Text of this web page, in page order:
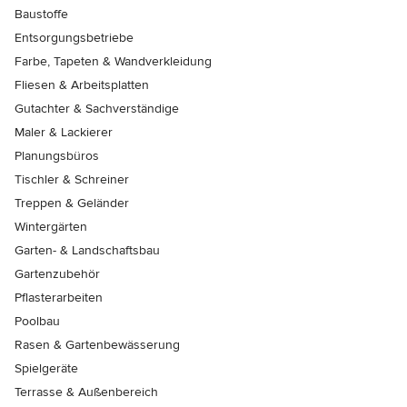
Baustoffe
Entsorgungsbetriebe
Farbe, Tapeten & Wandverkleidung
Fliesen & Arbeitsplatten
Gutachter & Sachverständige
Maler & Lackierer
Planungsbüros
Tischler & Schreiner
Treppen & Geländer
Wintergärten
Garten- & Landschaftsbau
Gartenzubehör
Pflasterarbeiten
Poolbau
Rasen & Gartenbewässerung
Spielgeräte
Terrasse & Außenbereich